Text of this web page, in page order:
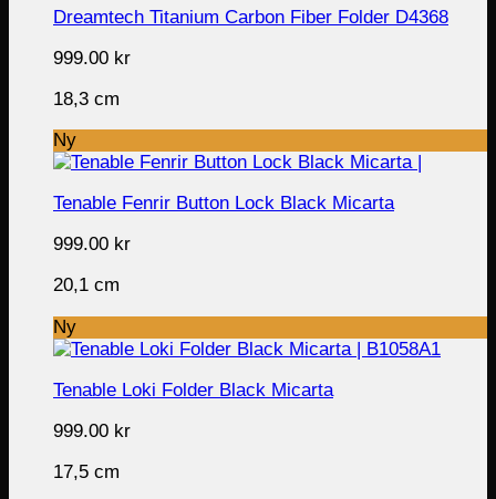
Dreamtech Titanium Carbon Fiber Folder D4368
999.00 kr
18,3 cm
Ny
Tenable Fenrir Button Lock Black Micarta
999.00 kr
20,1 cm
Ny
Tenable Loki Folder Black Micarta
999.00 kr
17,5 cm